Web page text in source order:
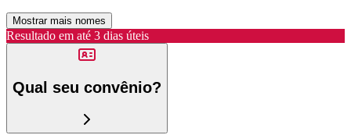
Mostrar mais nomes
Resultado em até 3 dias úteis
Qual seu convênio?